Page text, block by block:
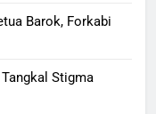
Barok, Forkabi
Stigma